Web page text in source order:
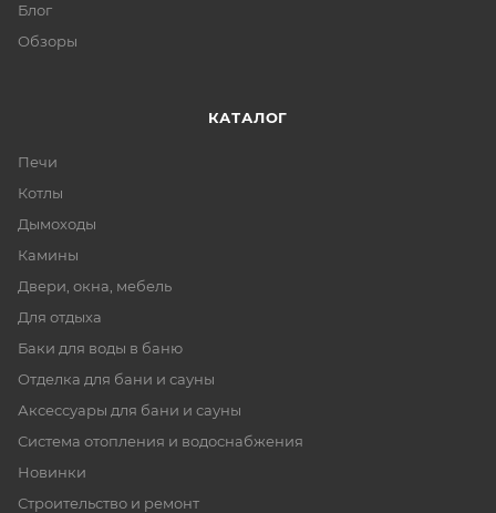
Блог
Обзоры
КАТАЛОГ
Печи
Котлы
Дымоходы
Камины
Двери, окна, мебель
Для отдыха
Баки для воды в баню
Отделка для бани и сауны
Аксессуары для бани и сауны
Система отопления и водоснабжения
Новинки
Строительство и ремонт